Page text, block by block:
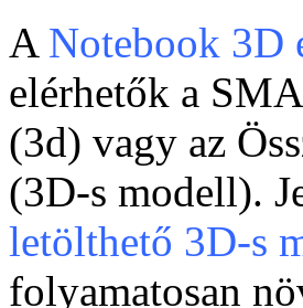
A Notebook 3D
elérhetők a
(3d) vagy az
(3D-s modell).
letölthető 3D-s
folyamatosan